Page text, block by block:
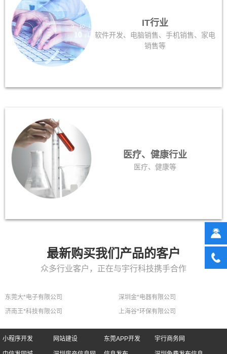
IT行业
软件开发、电脑销售、手机销售、家电
销售等
医疗、健康行业
医疗、健康等
最新购买我们产品的客户
众多行业客户，正在与宇行科技携手合作
东莞大*电子有限公司
深圳金*电器有限公司
济南王*科技有限公司
上海谷*环保有限公司
小程序开发 网站建设 东莞APP开发 宇行商务网